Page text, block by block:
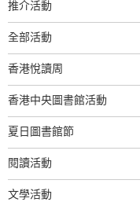
推介活動
全部活動
香港悅讀周
香港中央圖書館活動
夏日圖書館節
閱讀活動
文學活動